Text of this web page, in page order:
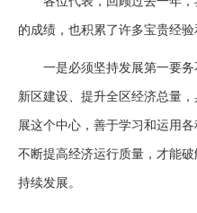
的成绩，也积累了许多宝贵经验
一是必须坚持发展第一要务
新区建设、提升全区经济总量
展这个中心，善于学习和运用
不断提高经济运行质量，才能
持续发展。